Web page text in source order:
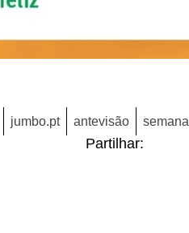
jumbo.pt antevisão semana
Partilhar: